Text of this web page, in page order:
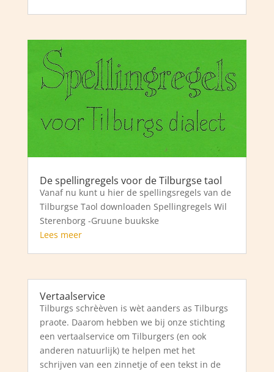
De spellingregels voor de Tilburgse taol
Vanaf nu kunt u hier de spellingsregels van de
Tilburgse Taol downloaden Spellingregels Wil
Sterenborg -Gruune buukske
Lees meer
Vertaalservice
Tilburgs schrèèven is wèt aanders as Tilburgs
praote. Daarom hebben we bij onze stichting
een vertaalservice om Tilburgers (en ook
anderen natuurlijk) te helpen met het
schrijven van een zinnetje of een tekst in de